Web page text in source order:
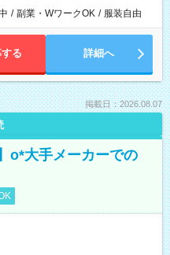
/ 副業・WワークOK / 服装自由
る 詳細へ
掲載日：2026.08.07
o*大手メーカーでの